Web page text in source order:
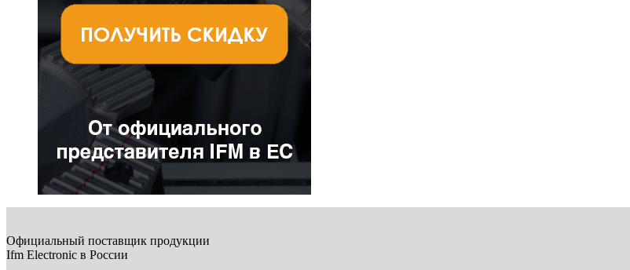
Официальный поставщик продукции
Ifm Electronic в России